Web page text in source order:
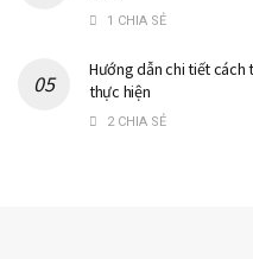
1 CHIA SẺ
Hướng dẫn chi tiết cách
thực hiện
2 CHIA SẺ